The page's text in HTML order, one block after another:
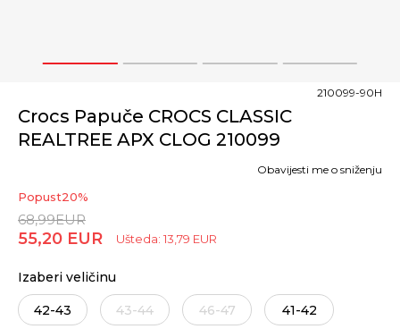
1 2 3 4
Crocs Papuče CROCS CLASSIC
REALTREE APX CLOG 210099
210099-90H
Popust20%
68,99EUR
55,20 EUR Ušteda: 13,79 EUR
Obavijesti me o sniženju
Izaberi veličinu
42-43 43-44 46-47 41-42